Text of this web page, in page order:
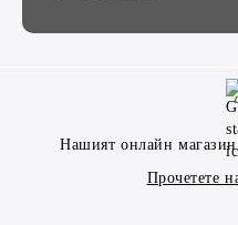
Нашият онлайн магазин
Прочетете